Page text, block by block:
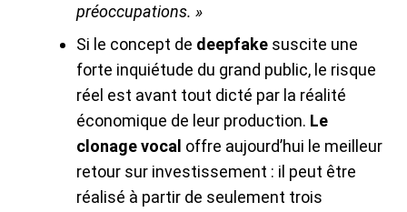
préoccupations. »
Si le concept de deepfake suscite une
forte inquiétude du grand public, le risque
réel est avant tout dicté par la réalité
économique de leur production. Le
clonage vocal offre aujourd’hui le meilleur
retour sur investissement : il peut être
réalisé à partir de seulement trois